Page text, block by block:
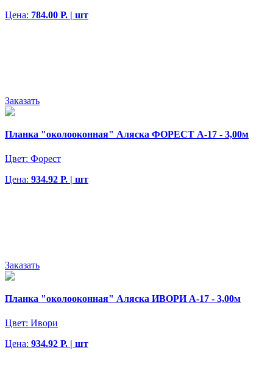
Цена: 784.00 Р. | шт
Заказать
Планка "околооконная" Аляска ФОРЕСТ А-17 - 3,00м
Цвет: Форест
Цена: 934.92 Р. | шт
Заказать
Планка "околооконная" Аляска ИВОРИ А-17 - 3,00м
Цвет: Ивори
Цена: 934.92 Р. | шт